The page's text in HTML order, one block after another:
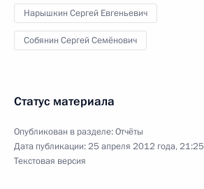
Нарышкин Сергей Евгеньевич
Собянин Сергей Семёнович
Статус материала
Опубликован в разделе:Отчёты
Дата публикации:25 апреля 2012 года, 21:25
Текстовая версия